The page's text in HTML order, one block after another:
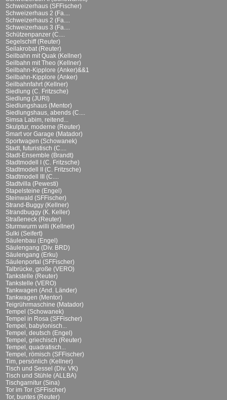
Schweizerhaus (SFFischer)
Schweizerhaus 2 (Fa....
Schweizerhaus 2 (Fa....
Schweizerhaus 3 (Fa....
Schützenpanzer (C....
Segelschiff (Reuter)
Seilakrobat (Reuter)
Seilbahn mit Quak (Kellner)
Seilbahn mit Theo (Kellner)
Seilbahn-Kipplore (Anker)&&1
Seilbahn-Kipplore (Anker)
Seilbahnfahrt (Kellner)
Siedlung (C. Fritzsche)
Siedlung (JURI)
Siedlungshaus (Mentor)
Siedlungshaus, abends (C....
Simsa Labim, reitend...
Skulptur, moderne (Reuter)
Smart vor Garage (Matador)
Sportwagen (Schowanek)
Stadt, futuristisch (C....
Stadt-Ensemble (Brandt)
Stadtmodell I (C. Fritzsche)
Stadtmodell II (C. Fritzsche)
Stadtmodell III (C....
Stadtvilla (Pewesti)
Stapelsteine (Engel)
Steinwald (SFFischer)
Strand-Buggy (Kellner)
Strandbuggy (K. Keller)
Straßeneck (Reuter)
Sturmwurm willi (Kellner)
Sulki (Seifert)
Säulenbau (Engel)
Säulengang (Div. BRD)
Säulengang (Erku)
Säulenportal (SFFischer)
Talbrücke, große (VERO)
Tankstelle (Reuter)
Tankstelle (VERO)
Tankwagen (And. Länder)
Tankwagen (Mentor)
Teigrührmaschine (Matador)
Tempel (Schowanek)
Tempel in Rosa (SFFischer)
Tempel, babylonisch...
Tempel, deutsch (Engel)
Tempel, griechisch (Reuter)
Tempel, quadratisch...
Tempel, römisch (SFFischer)
Tim, persönlich (Kellner)
Tisch und Sessel (Div. VK)
Tisch und Stühle (ALLBA)
Tischgarnitur (Sina)
Tor im Tor (SFFischer)
Tor, buntes (Reuter)